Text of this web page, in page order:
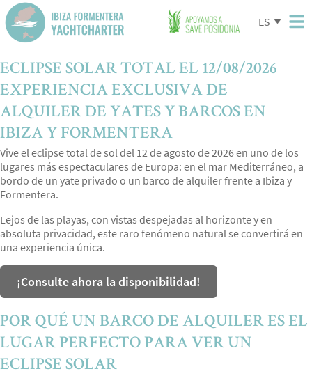
ES
ECLIPSE SOLAR TOTAL EL 12/08/2026
EXPERIENCIA EXCLUSIVA DE
ALQUILER DE YATES Y BARCOS EN
IBIZA Y FORMENTERA
Vive el eclipse total de sol del 12 de agosto de 2026 en uno de los
lugares más espectaculares de Europa: en el mar Mediterráneo, a
bordo de un yate privado o un barco de alquiler frente a Ibiza y
Formentera.
Lejos de las playas, con vistas despejadas al horizonte y en
absoluta privacidad, este raro fenómeno natural se convertirá en
una experiencia única.
¡Consulte ahora la disponibilidad!
POR QUÉ UN BARCO DE ALQUILER ES EL
LUGAR PERFECTO PARA VER UN
ECLIPSE SOLAR